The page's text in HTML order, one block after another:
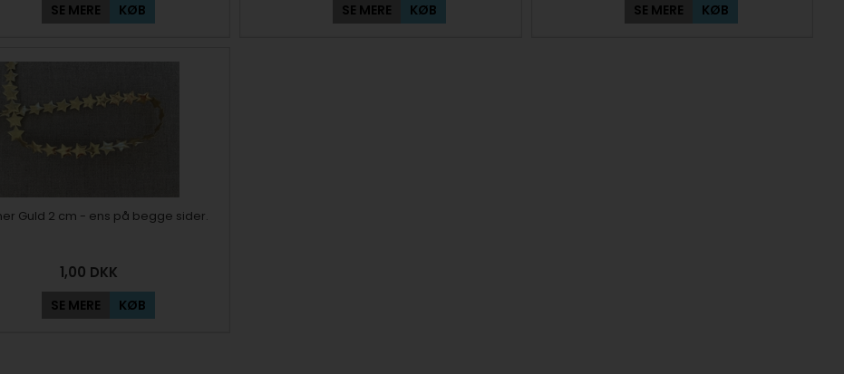
SE MERE KØB SE MERE KØB SE MERE KØB
Guld 2 cm - ens på begge sider.
1,00 DKK
SE MERE KØB